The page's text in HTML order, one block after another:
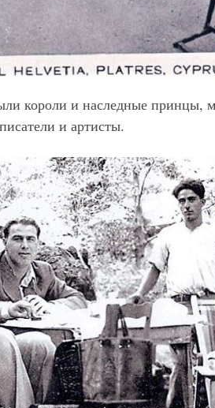
короли и наследные принцы,
и артисты.